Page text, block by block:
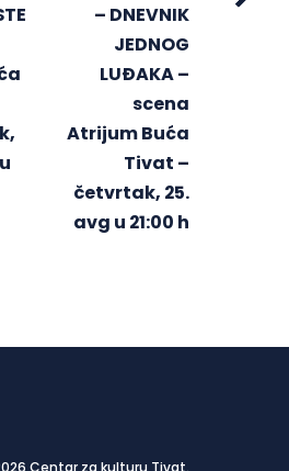
– DNEVNIK
JEDNOG
LUĐAKA –
scena
Atrijum Buća
Tivat –
četvrtak, 25.
avg u 21:00 h
Centar za kulturu Tivat.